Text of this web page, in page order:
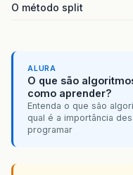
O método split
ALURA
O que são
como aprender?
Entenda o que são
qual é a importância
programar